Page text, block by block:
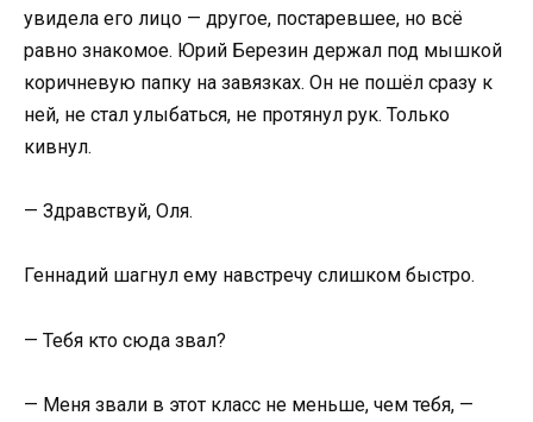
увидела его лицо — другое, постаревшее, но всё
равно знакомое. Юрий Березин держал под мышкой
коричневую папку на завязках. Он не пошёл сразу к
ней, не стал улыбаться, не протянул рук. Только
кивнул.
— Здравствуй, Оля.
Геннадий шагнул ему навстречу слишком быстро.
— Тебя кто сюда звал?
— Меня звали в этот класс не меньше, чем тебя, —